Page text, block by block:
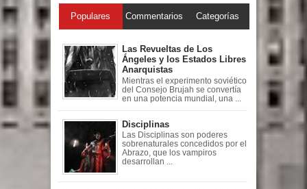
Populares Commentarios Categorías
Las Revueltas de Los
Ángeles y los Estados Libres
Anarquistas
Mientras el experimento soviético
del Consejo Brujah se convertía
en una potencia mundial, una ...
Disciplinas
Las Disciplinas son poderes
sobrenaturales concedidos por el
Abrazo, que los vampiros
desarrollan ...